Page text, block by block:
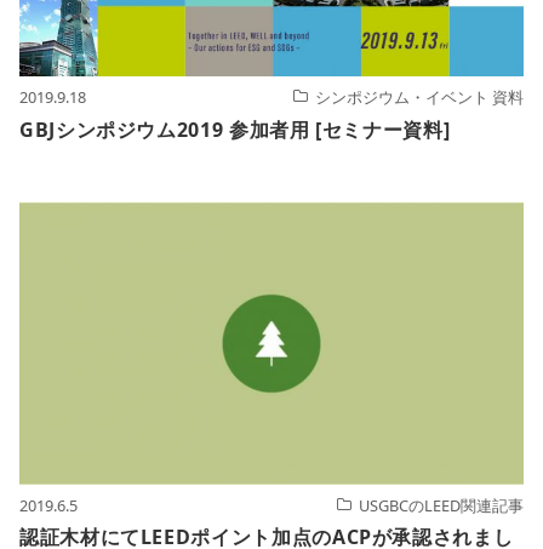
2019.9.18 シンポジウム・イベント 資料
GBJシンポジウム2019 参加者用 [セミナー資料]
2019.6.5 USGBCのLEED関連記事
認証木材にてLEEDポイント加点のACPが承認されまし